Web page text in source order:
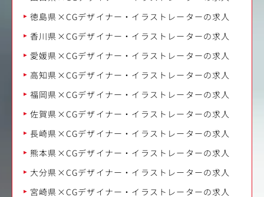
徳島県×CGデザイナー・イラストレーターの求人
香川県×CGデザイナー・イラストレーターの求人
愛媛県×CGデザイナー・イラストレーターの求人
高知県×CGデザイナー・イラストレーターの求人
福岡県×CGデザイナー・イラストレーターの求人
佐賀県×CGデザイナー・イラストレーターの求人
長崎県×CGデザイナー・イラストレーターの求人
熊本県×CGデザイナー・イラストレーターの求人
大分県×CGデザイナー・イラストレーターの求人
宮崎県×CGデザイナー・イラストレーターの求人